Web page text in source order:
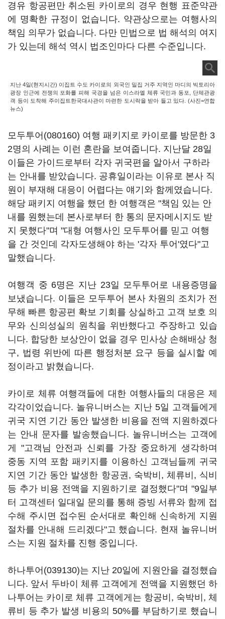
경유 항공편만 취소된 카이로의 경우 현행 표준약관
에 명확한 규정이 없습니다. 약관상으로는 여행사의
책임 의무가 없습니다. 다만 민법으로 법 해석의 여지
가 있는데 해석 역시 법조인마다 다른 수준입니다.
지난 4일(현지시간) 이집트 수도 카이로의 외국인 밀집 거주 지역인 마디의 빅토리아
광장 인근에 전쟁의 포화를 피해 국경을 넘은 이스라엘 체류 국민과 동포, 단체관광
객 등이 도착해 주이집트한국대사관이 마련한 도시락을 받아 들고 있다. (사진=연합
뉴스)
모두투어(080160) 여행 패키지로 카이로를 방문한 3
2명의 사례는 이런 혼란을 보여줍니다. 지난달 28일
이들은 가이드로부터 각자 귀국편을 알아서 구하라
는 안내를 받았습니다. 공휴일이라는 이유로 본사 직
원이 부재해 대응이 어렵다는 얘기와 함께였습니다.
해당 패키지 여행을 했던 한 여행객은 "책임 있는 안
내를 원했는데 본사로부터 한 통의 문자메시지도 받
지 못했다"며 "대형 여행사인 모두투어를 믿고 여행
을 간 것인데 각자도생해야 하는 '각자 투어'였다"고
말했습니다.
여행객 중 6명은 지난 23일 모두투어로 내용증명을
보냈습니다. 이들은 모두투어 본사 차원의 조치가 전
무해 빠른 항공편 확보 기회를 상실하고 고객 보호 의
무와 신의성실의 원칙을 위반했다고 주장하고 있습
니다. 합당한 보상안이 없을 경우 민사상 손해배상 청
구, 법령 위반에 따른 행정처분 요구 등을 실시할 예
정이라고 밝혔습니다.
카이로 체류 여행객들에 대한 여행사들의 대응은 제
각각이었습니다. 놀유니버스는 지난 5일 고객들에게
귀국 지연 기간 동안 발생한 비용을 전액 지원하겠다
는 안내 문자를 발송했습니다. 놀유니버스는 고객에
게 "고객님 안전과 신뢰를 가장 중요하게 생각하며
중동 지역 포함 패키지를 이용하신 고객님들께 귀국
지연 기간 동안 발생한 항공권, 숙박비, 체류비, 식비
등 추가 비용 전액을 지원하기로 결정했다"며 "9일부
터 고객센터 일대일 문의를 통해 증빙 서류와 함께 접
수해 주시면 접수된 순서대로 확인해 신속하게 지원
절차를 안내해 드리겠다"고 했습니다. 현재 놀유니버
스는 지원 절차를 진행 중입니다.
하나투어(039130)는 지난 20일에 지원안을 결정했습
니다. 앞서 두바이 체류 고객에게 전액을 지원했던 하
나투어는 카이로 체류 고객에게는 항공비, 숙박비, 체
류비 등 추가 발생 비용의 50%를 부담하기로 했습니